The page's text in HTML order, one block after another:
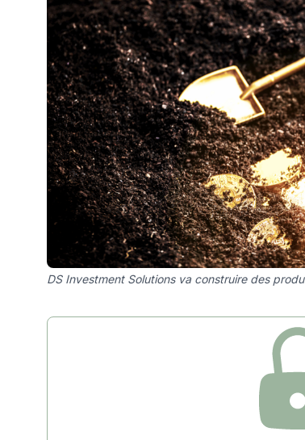
DS Investment Solutions va construire des